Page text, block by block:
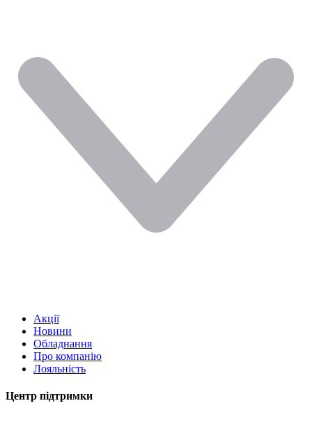
Акції
Новини
Обладнання
Про компанію
Лояльність
Центр підтримки